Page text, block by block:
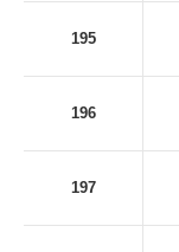
195
196
197